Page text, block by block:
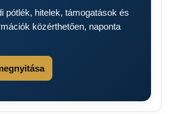
pótlék, hitelek, támogatások és
közérthetően, naponta